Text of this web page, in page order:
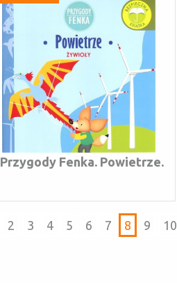
Przygody Fenka. Powietrze.
2 3 4 5 6 7 8 9 10